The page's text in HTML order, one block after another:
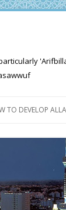
TO DEVELOP